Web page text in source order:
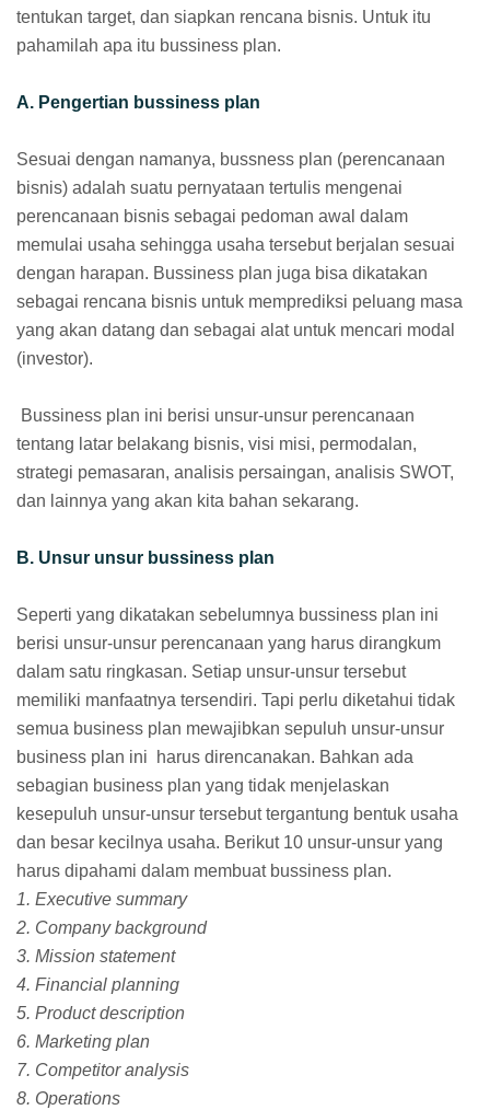
tentukan target, dan siapkan rencana bisnis. Untuk itu
pahamilah apa itu bussiness plan.
A. Pengertian bussiness plan
Sesuai dengan namanya, bussness plan (perencanaan
bisnis) adalah suatu pernyataan tertulis mengenai
perencanaan bisnis sebagai pedoman awal dalam
memulai usaha sehingga usaha tersebut berjalan sesuai
dengan harapan. Bussiness plan juga bisa dikatakan
sebagai rencana bisnis untuk memprediksi peluang masa
yang akan datang dan sebagai alat untuk mencari modal
(investor).
Bussiness plan ini berisi unsur-unsur perencanaan
tentang latar belakang bisnis, visi misi, permodalan,
strategi pemasaran, analisis persaingan, analisis SWOT,
dan lainnya yang akan kita bahan sekarang.
B. Unsur unsur bussiness plan
Seperti yang dikatakan sebelumnya bussiness plan ini
berisi unsur-unsur perencanaan yang harus dirangkum
dalam satu ringkasan. Setiap unsur-unsur tersebut
memiliki manfaatnya tersendiri. Tapi perlu diketahui tidak
semua business plan mewajibkan sepuluh unsur-unsur
business plan ini harus direncanakan. Bahkan ada
sebagian business plan yang tidak menjelaskan
kesepuluh unsur-unsur tersebut tergantung bentuk usaha
dan besar kecilnya usaha. Berikut 10 unsur-unsur yang
harus dipahami dalam membuat bussiness plan.
1. Executive summary
2. Company background
3. Mission statement
4. Financial planning
5. Product description
6. Marketing plan
7. Competitor analysis
8. Operations